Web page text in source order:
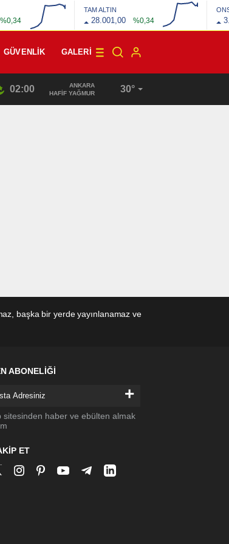
%0,34
TAM ALTIN
28.001,00 %0,34
GÜVENLİK GALERI
02:00
ANKARA
HAFİF YAĞMUR
30°
başka bir yerde yayınlanamaz ve
ABONELİĞİ
+
sitesinden haber ve ebülten almak
ET